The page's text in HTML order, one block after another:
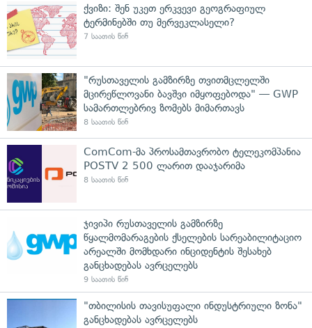
ქვიზი: შენ უკეთ ერკვევი გეოგრაფიულ
ტერმინებში თუ მერვეკლასელი?
7 საათის წინ
"რუსთაველის გამზირზე თვითმცლელში
მცირეწლოვანი ბავშვი იმყოფებოდა" — GWP
სამართლებრივ ზომებს მიმართავს
8 საათის წინ
ComCom-მა პროსამთავრობო ტელეკომპანია
POSTV 2 500 ლარით დააჯარიმა
8 საათის წინ
ჯივიპი რუსთაველის გამზირზე
წყალმომარაგების ქსელების სარეაბილიტაციო
არეალში მომხდარი ინციდენტის შესახებ
განცხადებას ავრცელებს
9 საათის წინ
"თბილისის თავისუფალი ინდუსტრიული ზონა"
განცხადებას ავრცელებს